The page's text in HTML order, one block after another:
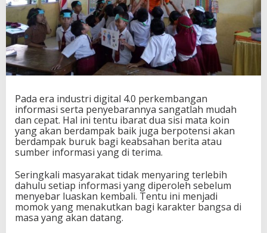
e
d
i
a
b
a
g
e
m
u
d
a
S
j
a
k
D
Pada era industri digital 4.0 perkembangan
informasi serta penyebarannya sangatlah mudah
dan cepat. Hal ini tentu ibarat dua sisi mata koin
yang akan berdampak baik juga berpotensi akan
berdampak buruk bagi keabsahan berita atau
sumber informasi yang di terima.
Seringkali masyarakat tidak menyaring terlebih
dahulu setiap informasi yang diperoleh sebelum
menyebar luaskan kembali. Tentu ini menjadi
momok yang menakutkan bagi karakter bangsa di
masa yang akan datang.